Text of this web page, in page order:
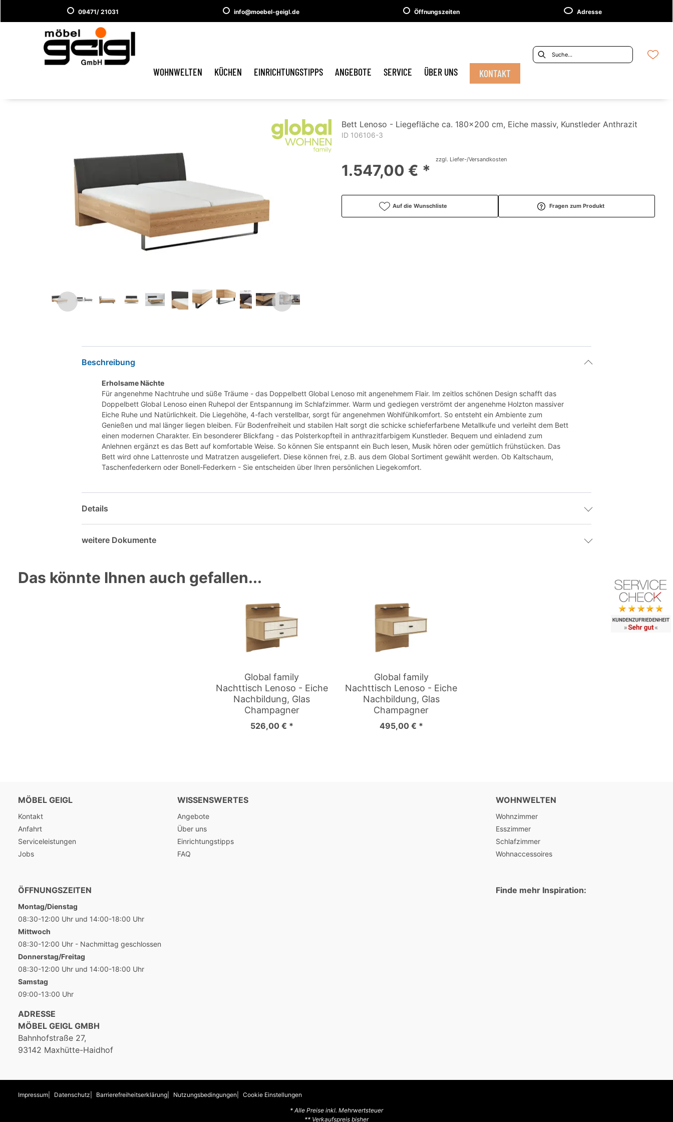
09471/ 21031 info@moebel-geigl.de Öffnungszeiten Adresse
WOHNWELTEN KÜCHEN EINRICHTUNGSTIPPS ANGEBOTE SERVICE ÜBER UNS KONTAKT
Bett Lenoso - Liegefläche ca. 180x200 cm, Eiche massiv, Kunstleder Anthrazit
ID 106106-3
1.547,00 € *
zzgl. Liefer-/Versandkosten
Auf die Wunschliste Fragen zum Produkt
Beschreibung
Erholsame Nächte
Für angenehme Nachtruhe und süße Träume - das Doppelbett Global Lenoso mit angenehmem Flair. Im zeitlos schönen Design schafft das
Doppelbett Global Lenoso einen Ruhepol der Entspannung im Schlafzimmer. Warm und gediegen verströmt der angenehme Holzton massiver
Eiche Ruhe und Natürlichkeit. Die Liegehöhe, 4-fach verstellbar, sorgt für angenehmen Wohlfühlkomfort. So entsteht ein Ambiente zum
Genießen und mal länger liegen bleiben. Für Bodenfreiheit und stabilen Halt sorgt die schicke schieferfarbene Metallkufe und verleiht dem Bett
einen modernen Charakter. Ein besonderer Blickfang - das Polsterkopfteil in anthrazitfarbigem Kunstleder. Bequem und einladend zum
Anlehnen ergänzt es das Bett auf komfortable Weise. So können Sie entspannt ein Buch lesen, Musik hören oder gemütlich frühstücken. Das
Bett wird ohne Lattenroste und Matratzen ausgeliefert. Diese können frei, z.B. aus dem Global Sortiment gewählt werden. Ob Kaltschaum,
Taschenfederkern oder Bonell-Federkern - Sie entscheiden über Ihren persönlichen Liegekomfort.
Details
weitere Dokumente
Das könnte Ihnen auch gefallen...
Global family
Nachttisch Lenoso - Eiche
Nachbildung, Glas
Champagner
526,00 € *
Global family
Nachttisch Lenoso - Eiche
Nachbildung, Glas
Champagner
495,00 € *
MÖBEL GEIGL
Kontakt
Anfahrt
Serviceleistungen
Jobs
WISSENSWERTES
Angebote
Über uns
Einrichtungstipps
FAQ
WOHNWELTEN
Wohnzimmer
Esszimmer
Schlafzimmer
Wohnaccessoires
ÖFFNUNGSZEITEN
Montag/Dienstag
08:30-12:00 Uhr und 14:00-18:00 Uhr
Mittwoch
08:30-12:00 Uhr - Nachmittag geschlossen
Donnerstag/Freitag
08:30-12:00 Uhr und 14:00-18:00 Uhr
Samstag
09:00-13:00 Uhr
ADRESSE
MÖBEL GEIGL GMBH
Bahnhofstraße 27,
93142 Maxhütte-Haidhof
Finde mehr Inspiration:
Impressum Datenschutz Barrierefreiheitserklärung Nutzungsbedingungen Cookie Einstellungen
* Alle Preise inkl. Mehrwertsteuer
** Verkaufspreis bisher